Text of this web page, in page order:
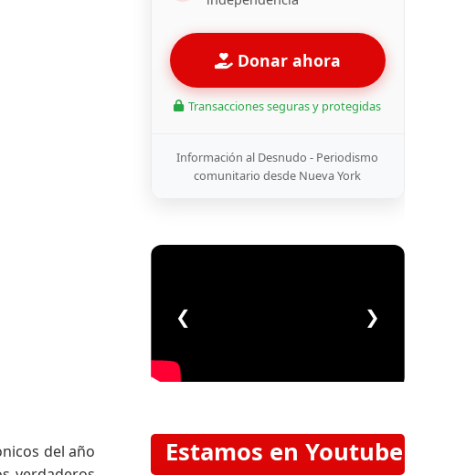
del año
Donar ahora
Transacciones seguras y protegidas
Información al Desnudo - Periodismo
comunitario desde Nueva York
❮ ❯
Estamos en Youtube